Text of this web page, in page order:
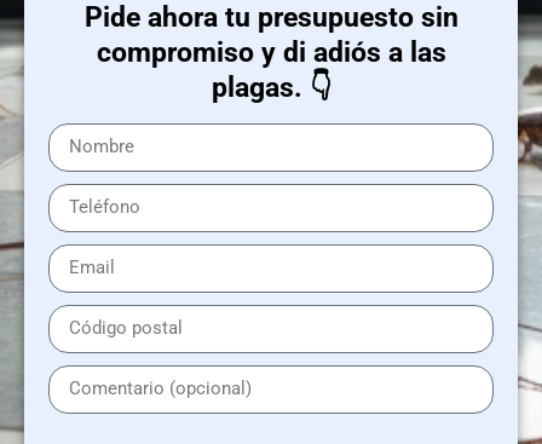
Pide ahora tu presupuesto sin
compromiso y di adiós a las
plagas. 👇